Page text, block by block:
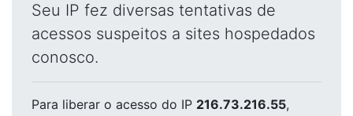
Seu IP fez diversas tentativas de
acessos suspeitos a sites hospedados
conosco.
Para liberar o acesso do IP 216.73.216.55,